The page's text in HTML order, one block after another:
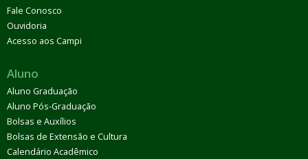
Fale Conosco
Ouvidoria
Acesso aos Campi
Aluno
Aluno Graduação
Aluno Pós-Graduação
Bolsas e Auxílios
Bolsas de Extensão e Cultura
Calendário Acadêmico